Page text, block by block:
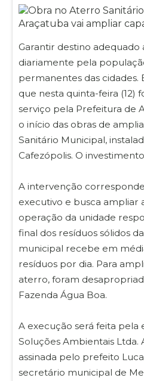
Garantir destino adequado
diariamente pela
permanentes das cidades.
que nesta quinta-feira (12)
serviço pela Prefeitura de
o início das obras de
Sanitário Municipal,
Cafezópolis. O
A intervenção
executivo e busca ampliar
operação da unidade
final dos resíduos sólidos
municipal recebe em
resíduos por dia. Para
aterro, foram
Fazenda Água Boa.
A execução será feita pela
Soluções Ambientais Ltda.
assinada pelo prefeito
secretário municipal de